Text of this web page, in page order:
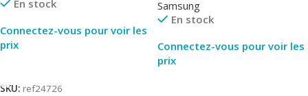
En stock
Connectez-vous pour voir les
prix
SKU: ref24726
Samsung
En stock
Connectez-vous pour voir les
prix